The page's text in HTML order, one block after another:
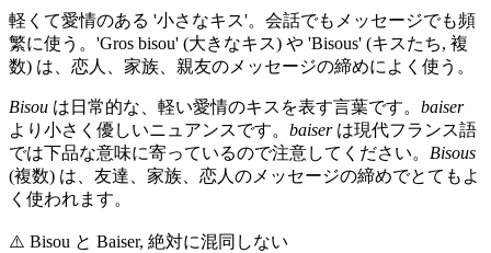
軽くて愛情のある '小さなキス'。会話でもメッセージでも頻
繁に使う。'Gros bisou' (大きなキス) や 'Bisous' (キスたち, 複
数) は、恋人、家族、親友のメッセージの締めによく使う。
Bisou は日常的な、軽い愛情のキスを表す言葉です。 baiser
より小さく優しいニュアンスです。 baiserは現代フランス語
では下品な意味に寄っているので注意してください。 Bisous
(複数) は、友達、家族、恋人のメッセージの締めでとてもよ
く使われます。
⚠️ Bisou と Baiser, 絶対に混同しない